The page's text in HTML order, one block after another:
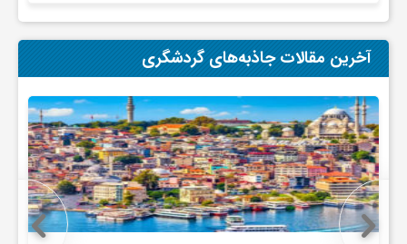
آخرین مقالات جاذبه‌های گردشگری